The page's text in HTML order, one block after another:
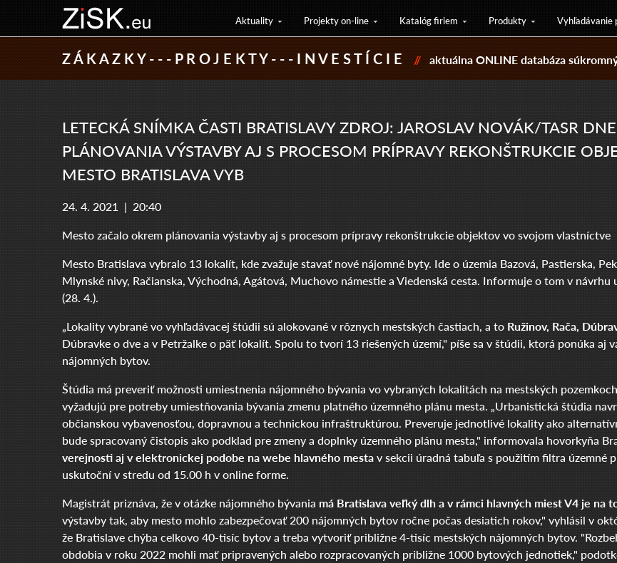
Aktuality Projekty on-line Katalóg firiem Produkty Vyhľadávanie
Z Á K A Z K Y - - - P R O J E K T Y - - - I N V E S T Í C I E // aktuálna ONLINE databáza
LETECKÁ SNÍMKA ČASTI BRATISLAVY ZDROJ: JAROSLAV NOVÁK/TASR
PLÁNOVANIA VÝSTAVBY AJ S PROCESOM PRÍPRAVY REKONŠTRUKCIE
MESTO BRATISLAVA VYB
24. 4. 2021 | 20:40
Mesto začalo okrem plánovania výstavby aj s procesom prípravy rekonštrukcie objektov vo svojom vlastníctve
Mesto Bratislava vybralo 13 lokalít, kde zvažuje stavať nové nájomné byty. Ide o územia Bazová, Pastierska,
Mlynské nivy, Račianska, Východná, Agátová, Muchovo námestie a Viedenská cesta. Informuje o tom v
(28. 4.).
„Lokality vybrané vo vyhľadávacej štúdii sú alokované v rôznych mestských častiach, a to Ružinov, Rača,
Dúbravke o dve a v Petržalke o päť lokalít. Spolu to tvorí 13 riešených území," píše sa v štúdii, ktorá ponúka
nájomných bytov.
Štúdia má preveriť možnosti umiestnenia nájomného bývania vo vybraných lokalitách na mestských
vyžadujú pre potreby umiestňovania bývania zmenu platného územného plánu mesta. „Urbanistická štúdia
občianskou vybavenosťou, dopravnou a technickou infraštruktúrou. Preveruje jednotlivé lokality ako
bude spracovaný čistopis ako podklad pre zmeny a doplnky územného plánu mesta," informovala hovorkyňa
verejnosti aj v elektronickej podobe na webe hlavného mestav sekcii úradná tabuľa s použitím filtra územné
uskutoční v stredu od 15.00 h v online forme.
Magistrát priznáva, že v otázke nájomného bývania má Bratislava veľký dlh a v rámci hlavných miest V4 je na
výstavby tak, aby mesto mohlo zabezpečovať 200 nájomných bytov ročne počas desiatich rokov," vyhlásil v
že Bratislave chýba celkovo 40-tisíc bytov a treba vytvoriť približne 4-tisíc mestských nájomných bytov.
obdobia v roku 2022 mohli mať pripravených alebo rozpracovaných približne 1000 bytových jednotiek,"